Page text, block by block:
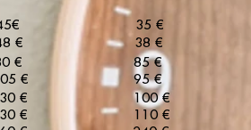
35 €
€ 38 €
€
85 €
€ 95 €
€ 100 €
€ 110 €